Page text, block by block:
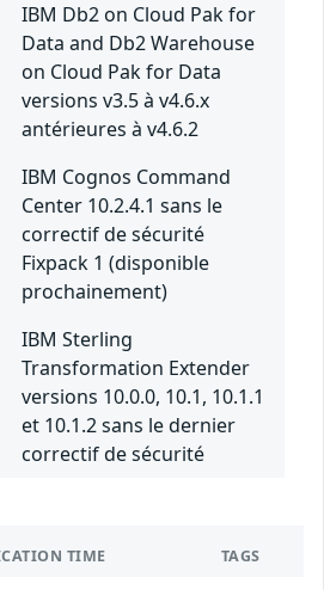
IBM Db2 on Cloud Pak for
Data and Db2 Warehouse
on Cloud Pak for Data
versions v3.5 à v4.6.x
antérieures à v4.6.2
IBM Cognos Command
Center 10.2.4.1 sans le
correctif de sécurité
Fixpack 1 (disponible
prochainement)
IBM Sterling
Transformation Extender
versions 10.0.0, 10.1, 10.1.1
et 10.1.2 sans le dernier
correctif de sécurité
TIME TAGS